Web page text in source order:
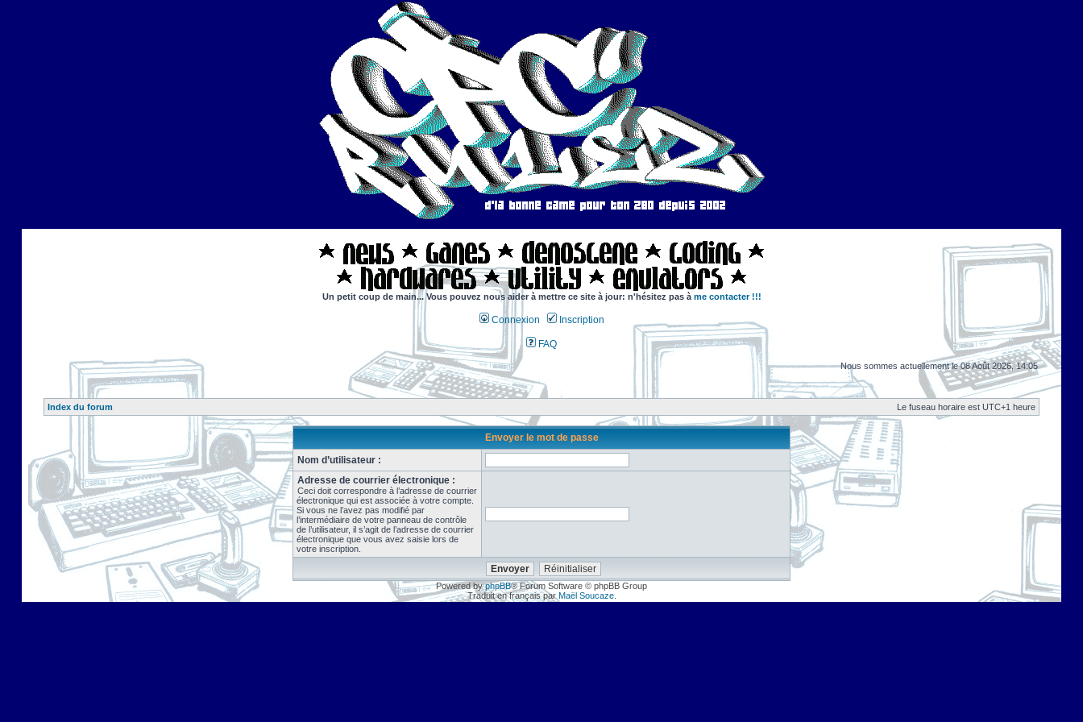
Un petit coup de main... Vous pouvez nous aider à mettre ce site à jour: n'hésitez pas à me contacter !!!
Connexion Inscription
FAQ
Nous sommes actuellement le 08 Août 2026, 14:05
Index du forum Le fuseau horaire est UTC+1 heure
Envoyer le mot de passe
Nom d’utilisateur :
Adresse de courrier électronique :
Ceci doit correspondre à l’adresse de courrier
électronique qui est associée à votre compte.
Si vous ne l’avez pas modifié par
l’intermédiaire de votre panneau de contrôle
de l’utilisateur, il s’agit de l’adresse de courrier
électronique que vous avez saisie lors de
votre inscription.
Powered byphpBB® Forum Software © phpBB Group
Traduit en français par Maël Soucaze.